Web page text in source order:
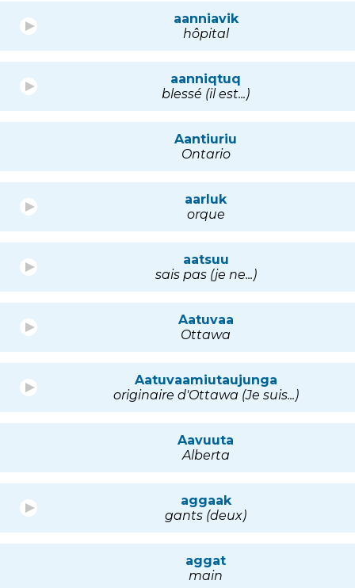
aanniavik
hôpital
aanniqtuq
blessé (il est...)
Aantiuriu
Ontario
aarluk
orque
aatsuu
sais pas (je ne...)
Aatuvaa
Ottawa
Aatuvaamiutaujunga
originaire d'Ottawa (Je suis...)
Aavuuta
Alberta
aggaak
gants (deux)
aggat
main